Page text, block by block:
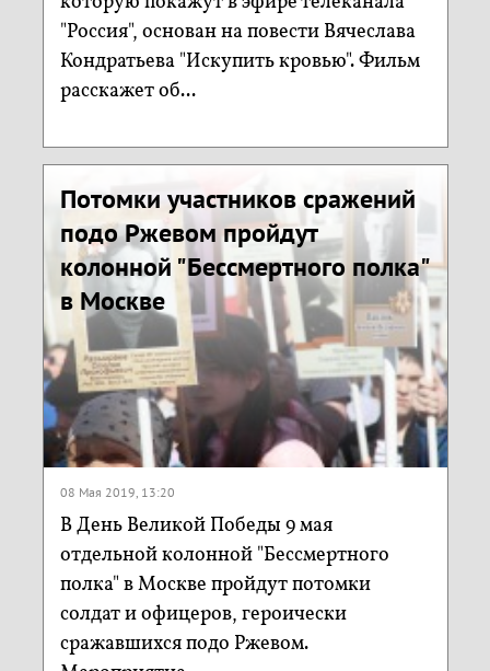
"Россия", основан на повести Вячеслава
Кондратьева "Искупить кровью". Фильм
расскажет об...
Потомки участников сражений
подо Ржевом пройдут
колонной "Бессмертного полка"
в Москве
08 Мая 2019, 13:20
В День Великой Победы 9 мая
отдельной колонной "Бессмертного
полка" в Москве пройдут потомки
солдат и офицеров, героически
сражавшихся подо Ржевом.